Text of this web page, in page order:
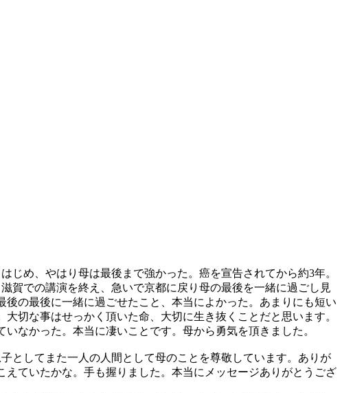
め、やはり母は最後まで強かった。癌を宣告されてから約3年。
賀での講演を終え、急いで京都に戻り母の最後を一緒に過ごし見
の最後に一緒に過ごせたこと、本当によかった。あまりにも短い
切な事はせっかく頂いた命、大切に生き抜くことだと思います。
なかった。本当に凄いことです。母から勇気を頂きました。
としてまた一人の人間として母のことを尊敬しています。ありが
ていたかな。手も握りました。本当にメッセージありがとうござ